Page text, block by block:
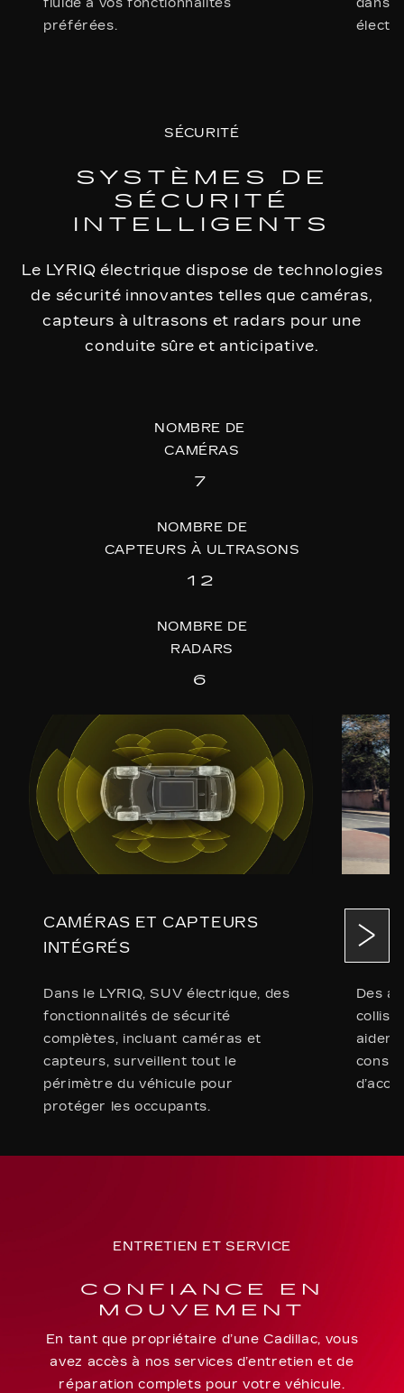
fluide à vos fonctionnalités
préférées.
dans
SÉCURITÉ
SYSTÈMES DE
SÉCURITÉ
INTELLIGENTS
Le LYRIQ électrique dispose de technologies
de sécurité innovantes telles que caméras,
capteurs à ultrasons et radars pour une
conduite sûre et anticipative.
NOMBRE DE
CAMÉRAS
7
NOMBRE DE
CAPTEURS À ULTRASONS
12
NOMBRE DE
RADARS
6
CAMÉRAS ET CAPTEURS
INTÉGRÉS
Dans le LYRIQ, SUV électrique, des
fonctionnalités de sécurité
complètes, incluant caméras et
capteurs, surveillent tout le
périmètre du véhicule pour
protéger les occupants.
DES
Des
ENTRETIEN ET SERVICE
CONFIANCE EN
MOUVEMENT
En tant que propriétaire d’une Cadillac, vous
avez accès à nos services d’entretien et de
réparation complets pour votre véhicule.